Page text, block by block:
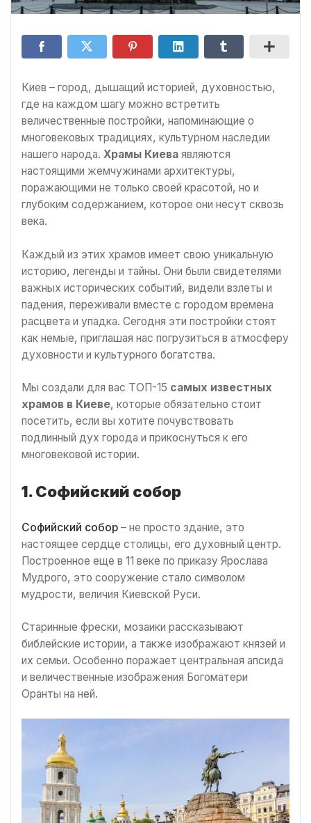
Киев – город, дышащий историей, духовностью,
где на каждом шагу можно встретить
величественные постройки, напоминающие о
многовековых традициях, культурном наследии
нашего народа. Храмы Киева являются
настоящими жемчужинами архитектуры,
поражающими не только своей красотой, но и
глубоким содержанием, которое они несут сквозь
века.
Каждый из этих храмов имеет свою уникальную
историю, легенды и тайны. Они были свидетелями
важных исторических событий, видели взлеты и
падения, переживали вместе с городом времена
расцвета и упадка. Сегодня эти постройки стоят
как немые, приглашая нас погрузиться в атмосферу
духовности и культурного богатства.
Мы создали для вас ТОП-15 самых известных
храмов в Киеве, которые обязательно стоит
посетить, если вы хотите почувствовать
подлинный дух города и прикоснуться к его
многовековой истории.
1. Софийский собор
Софийский собор – не просто здание, это
настоящее сердце столицы, его духовный центр.
Построенное еще в 11 веке по приказу Ярослава
Мудрого, это сооружение стало символом
мудрости, величия Киевской Руси.
Старинные фрески, мозаики рассказывают
библейские истории, а также изображают князей и
их семьи. Особенно поражает центральная апсида
и величественные изображения Богоматери
Оранты на ней.